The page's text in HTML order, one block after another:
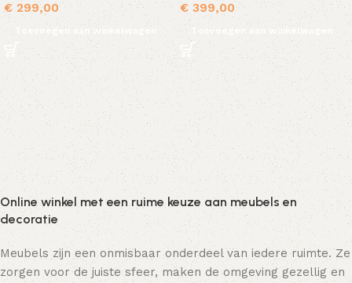
€299,00
Toevoegen aan winkelwagen
€ 399,00
Toevoegen aan winkelwagen
Online winkel met een ruime keuze aan meubels en
decoratie
Meubels zijn een onmisbaar onderdeel van iedere ruimte. Ze
zorgen voor de juiste sfeer, maken de omgeving gezellig en